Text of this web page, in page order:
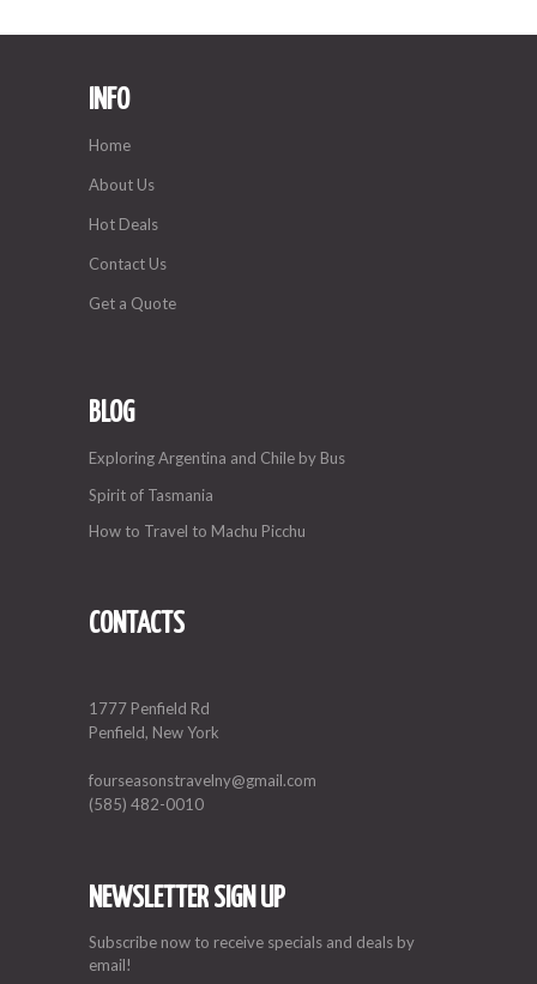
INFO
Home
About Us
Hot Deals
Contact Us
Get a Quote
BLOG
Exploring Argentina and Chile by Bus
Spirit of Tasmania
How to Travel to Machu Picchu
CONTACTS
1777 Penfield Rd
Penfield, New York
fourseasonstravelny@gmail.com
(585) 482-0010
NEWSLETTER SIGN UP
Subscribe now to receive specials and deals by
email!